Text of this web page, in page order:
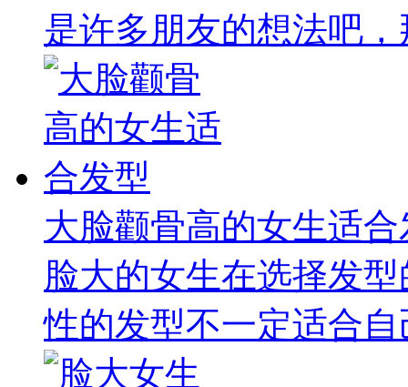
是许多朋友的想法吧
大脸颧骨高的女生适合
脸大的女生在选择发
性的发型不一定适合